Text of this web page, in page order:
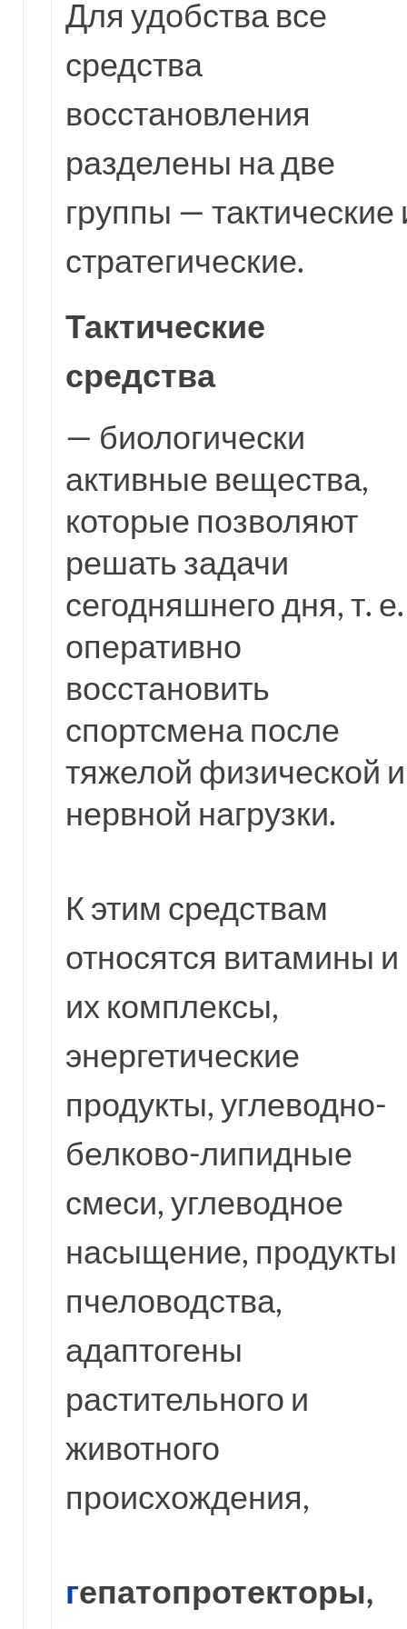
Для удобства все
средства
восстановления
разделены на две
группы — тактические
стратегические.
Тактические
средства
— биологически
активные вещества,
которые позволяют
решать задачи
сегодняшнего дня, т. е.
оперативно
восстановить
спортсмена после
тяжелой физической и
нервной нагрузки.
К этим средствам
относятся витамины и
их комплексы,
энергетические
продукты, углеводно-
белково-липидные
смеси, углеводное
насыщение, продукты
пчеловодства,
адаптогены
растительного и
животного
происхождения,
гепатопротекторы,